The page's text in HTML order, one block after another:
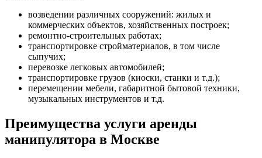
возведении различных сооружений: жилых и
коммерческих объектов, хозяйственных построек;
ремонтно-строительных работах;
транспортировке стройматериалов, в том числе
сыпучих;
перевозке легковых автомобилей;
транспортировке грузов (киоски, станки и т.д.);
перемещении мебели, габаритной бытовой техники,
музыкальных инструментов и т.д.
Преимущества услуги аренды
манипулятора в Москве